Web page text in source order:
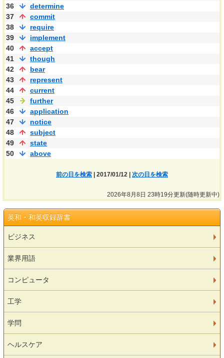
36
determine
37
commit
38
require
39
implement
40
accept
41
though
42
bear
43
represent
44
current
45
further
46
application
47
notice
48
subject
49
state
50
above
前の日を検索 | 2017/01/12 | 次の日を検索
2026年8月8日 23時19分更新(随時更新中)
英和・和英収録辞書
ビジネス
業界用語
コンピュータ
工学
学問
ヘルスケア